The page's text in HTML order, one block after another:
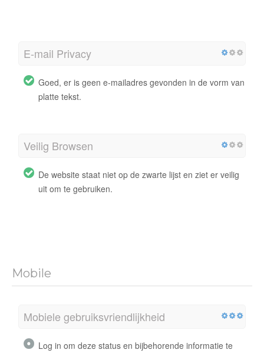
E-mail Privacy
Goed, er is geen e-mailadres gevonden in de vorm van
platte tekst.
Veilig Browsen
De website staat niet op de zwarte lijst en ziet er veilig
uit om te gebruiken.
Mobile
Mobiele gebruiksvriendlijkheid
Log in om deze status en bijbehorende informatie te